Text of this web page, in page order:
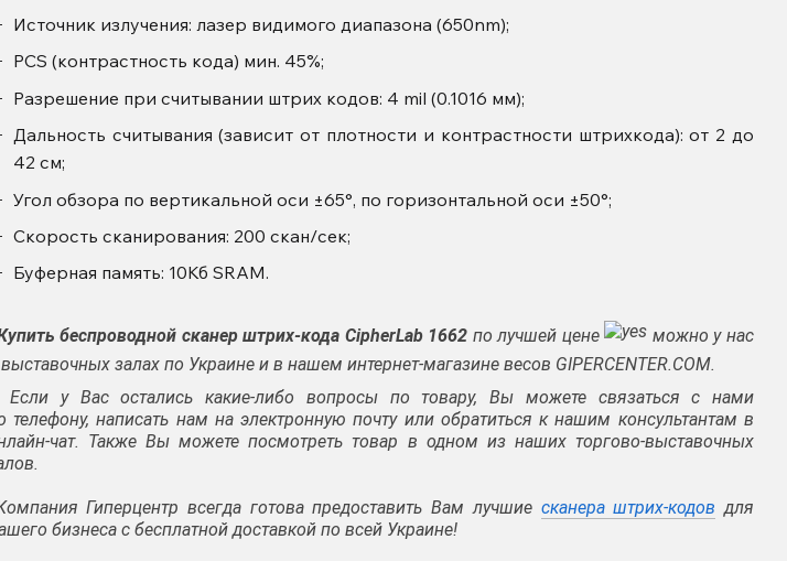
Источник излучения: лазер видимого диапазона (650nm);
PCS (контрастность кода) мин. 45%;
Разрешение при считывании штрих кодов: 4 mil (0.1016 мм);
Дальность считывания (зависит от плотности и контрастности штрихкода): от 2 до
42 см;
Угол обзора по вертикальной оси ±65°, по горизонтальной оси ±50°;
Скорость сканирования: 200 скан/сек;
Буферная память: 10Кб SRAM.
беспроводной сканер штрих-кода CipherLab 1662 по лучшей цене
можно у нас
залах по Украине и в нашем интернет-магазине весов GIPERCENTER.COM.
у Вас остались какие-либо вопросы по товару, Вы можете связаться с нами
телефону, написать нам на электронную почту или обратиться к нашим консультантам в
чат. Также Вы можете посмотреть товар в одном из наших торгово-выставочных
Гиперцентр всегда готова предоставить Вам лучшие сканера штрих-кодов для
бизнеса с бесплатной доставкой по всей Украине!